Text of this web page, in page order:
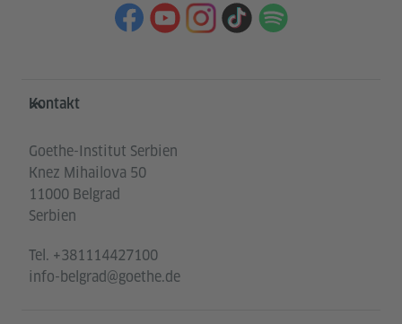
Service- und Informationsbereich
Kontakt
Goethe-Institut Serbien
Knez Mihailova 50
11000 Belgrad
Serbien
Tel. +381114427100
info-belgrad@goethe.de